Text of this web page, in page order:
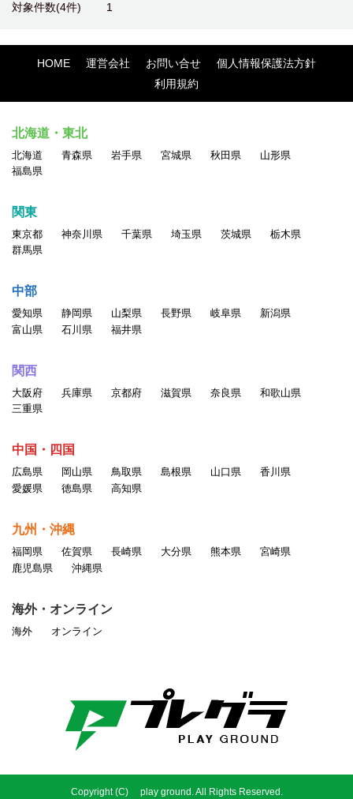
対象件数(4件) 1
HOME 運営会社 お問い合せ
個人情報保護法方針
利用規約
北海道・東北
北海道 青森県 岩手県 宮城県 秋田県
山形県
福島県
関東
東京都 神奈川県 千葉県 埼玉県 茨城県
栃木県
群馬県
中部
愛知県 静岡県 山梨県 長野県 岐阜県
新潟県
富山県
石川県 福井県
関西
大阪府 兵庫県 京都府 滋賀県 奈良県
和歌山県
三重県
中国・四国
広島県 岡山県 鳥取県 島根県 山口県
香川県
愛媛県
徳島県 高知県
九州・沖縄
福岡県 佐賀県 長崎県 大分県 熊本県
宮崎県
鹿児島県
沖縄県
海外・オンライン
海外 オンライン
Copyright (C) play ground. All Rights Reserved.